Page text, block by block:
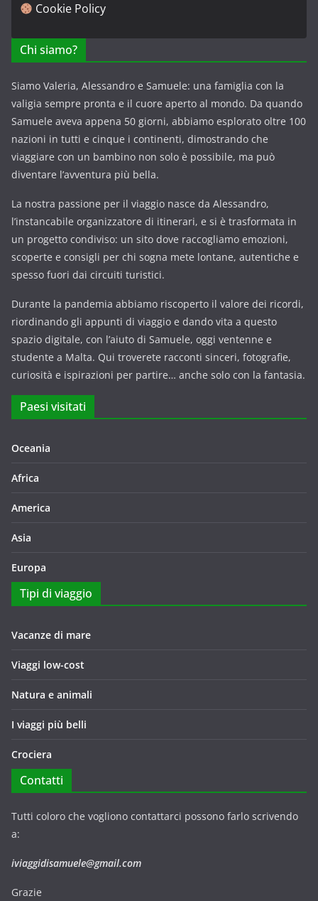
Cookie Policy
Chi siamo?
Siamo Valeria, Alessandro e Samuele: una famiglia con la
valigia sempre pronta e il cuore aperto al mondo. Da quando
Samuele aveva appena 50 giorni, abbiamo esplorato oltre 100
nazioni in tutti e cinque i continenti, dimostrando che
viaggiare con un bambino non solo è possibile, ma può
diventare l’avventura più bella.
La nostra passione per il viaggio nasce da Alessandro,
l’instancabile organizzatore di itinerari, e si è trasformata in
un progetto condiviso: un sito dove raccogliamo emozioni,
scoperte e consigli per chi sogna mete lontane, autentiche e
spesso fuori dai circuiti turistici.
Durante la pandemia abbiamo riscoperto il valore dei ricordi,
riordinando gli appunti di viaggio e dando vita a questo
spazio digitale, con l’aiuto di Samuele, oggi ventenne e
studente a Malta. Qui troverete racconti sinceri, fotografie,
curiosità e ispirazioni per partire… anche solo con la fantasia.
Paesi visitati
Oceania
Africa
America
Asia
Europa
Tipi di viaggio
Vacanze di mare
Viaggi low-cost
Natura e animali
I viaggi più belli
Crociera
Contatti
Tutti coloro che vogliono contattarci possono farlo scrivendo
a:
iviaggidisamuele@gmail.com
Grazie